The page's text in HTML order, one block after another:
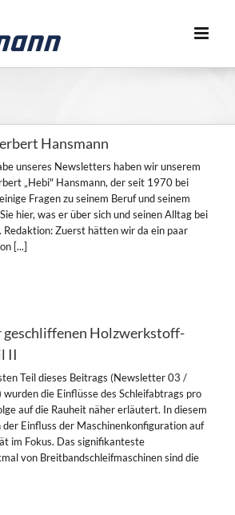
Hansmann
unseres Newsletters haben wir unserem
„Hebi" Hansmann, der seit 1970 bei
Fragen zu seinem Beruf und seinem
hier, was er über sich und seinen Alltag bei
Zuerst hätten wir da ein paar
[...]
Holzwerkstoff-
II
Teil dieses Beitrags (Newsletter 03 /
wurden die Einflüsse des Schleifabtrags pro
auf die Rauheit näher erläutert. In diesem
Einfluss der Maschinenkonfiguration auf
im Fokus. Das signifikanteste
von Breitbandschleifmaschinen sind die